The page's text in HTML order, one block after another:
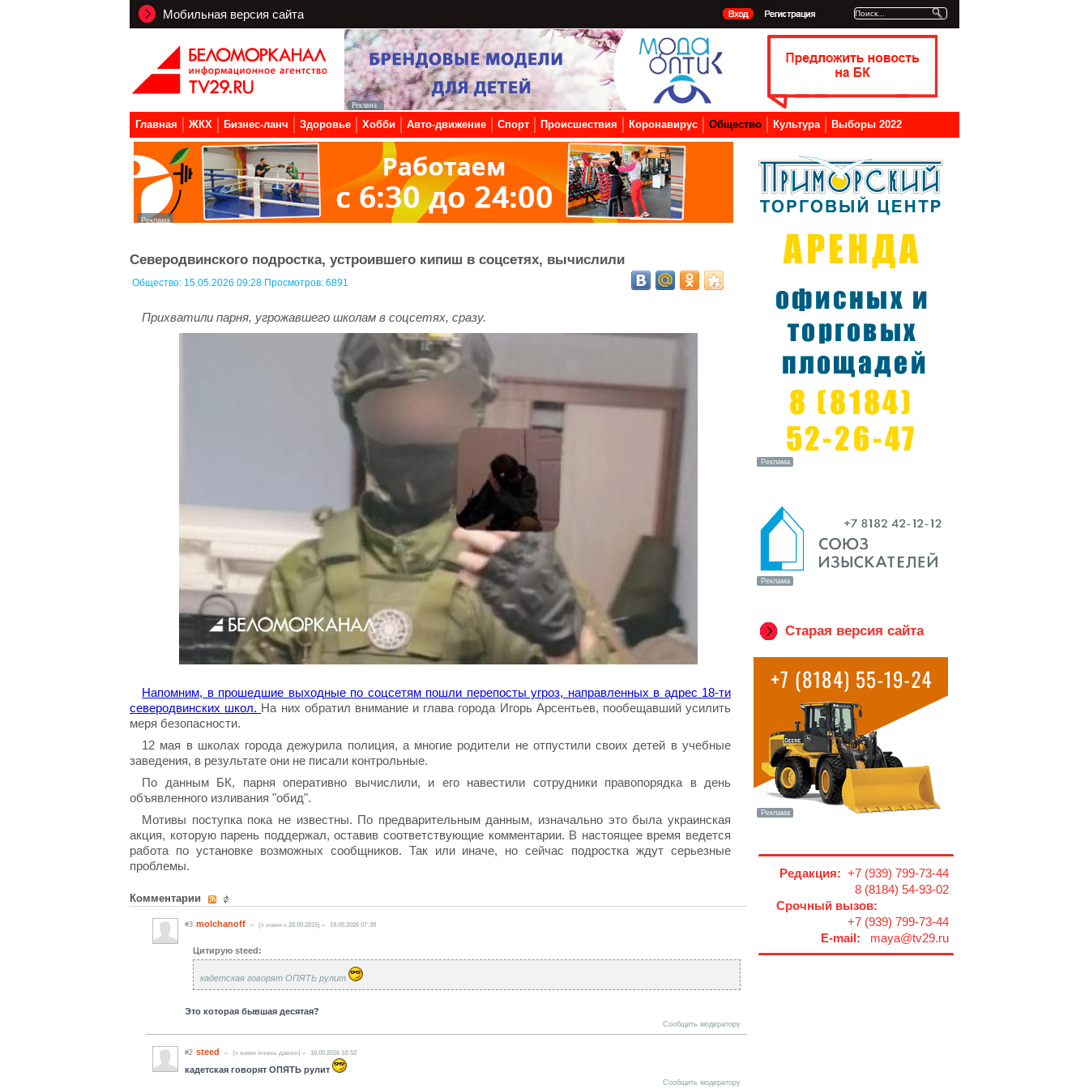
Мобильная версия сайта
Главная ЖКХ Бизнес-ланч Здоровье Хобби Авто-движение Спорт Происшествия Коронавирус Общество Культура Выборы 2022
Северодвинского подростка, устроившего кипиш в соцсетях, вычислили
Общество: 15.05.2026 09:28 Просмотров: 6891
Прихватили парня, угрожавшего школам в соцсетях, сразу.
Напомним, в прошедшие выходные по соцсетям пошли перепосты угроз, направленных в адрес 18-ти
северодвинских школ. На них обратил внимание и глава города Игорь Арсентьев, пообещавший усилить
меря безопасности.
12 мая в школах города дежурила полиция, а многие родители не отпустили своих детей в учебные
заведения, в результате они не писали контрольные.
По данным БК, парня оперативно вычислили, и его навестили сотрудники правопорядка в день
объявленного изливания "обид".
Мотивы поступка пока не известны. По предварительным данным, изначально это была украинская
акция, которую парень поддержал, оставив соответствующие комментарии. В настоящее время ведется
работа по установке возможных сообщников. Так или иначе, но сейчас подростка ждут серьезные
проблемы.
Комментарии
#3 molchanoff (c нами с 28.09.2015) 19.05.2026 07:38
Цитирую steed:
кадетская говорят ОПЯТЬ рулит
Это которая бывшая десятая?
Сообщить модератору
#2 steed (c нами очень давно) 16.05.2026 18:52
кадетская говорят ОПЯТЬ рулит
Сообщить модератору
Старая версия сайта
Редакция: +7 (939) 799-73-44
8 (8184) 54-93-02
Срочный вызов:
+7 (939) 799-73-44
E-mail: maya@tv29.ru